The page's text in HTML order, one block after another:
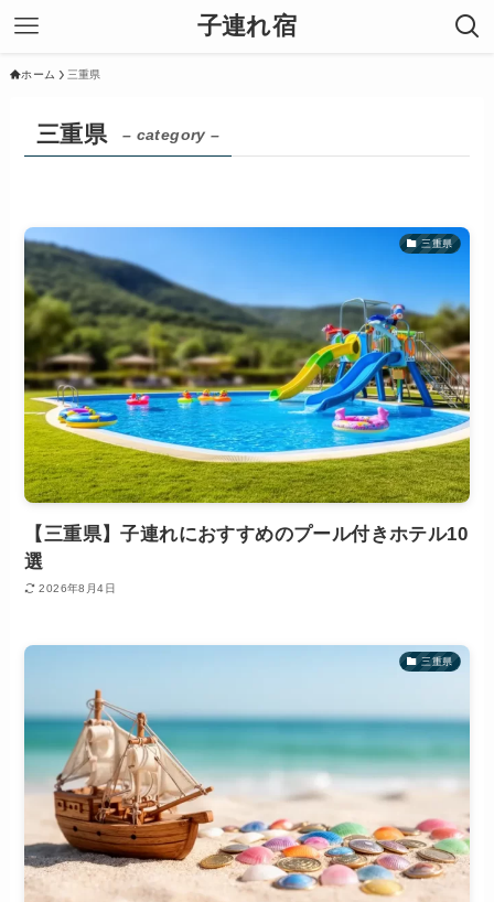
子連れ宿
ホーム 三重県
三重県 – category –
三重県
【三重県】子連れにおすすめのプール付きホテル10
選
2026年8月4日
三重県